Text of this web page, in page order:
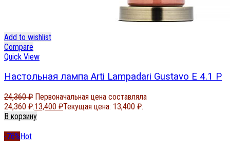
Add to wishlist
Compare
Quick View
Настольная лампа Arti Lampadari Gustavo E 4.1 P
24,360₽ Первоначальная цена составляла
24,360 ₽.13,400 ₽Текущая цена: 13,400 ₽.
В корзину
-76%Hot